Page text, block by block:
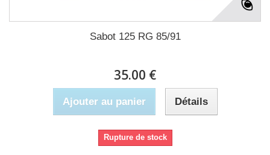
Sabot 125 RG 85/91
35.00 €
Ajouter au panier Détails
Rupture de stock